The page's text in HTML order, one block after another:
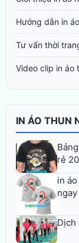
Hướng dẫn in áo
Tư vấn thời
Video clip in áo
IN ÁO THUN
rẻ
in
ngay
Dịch